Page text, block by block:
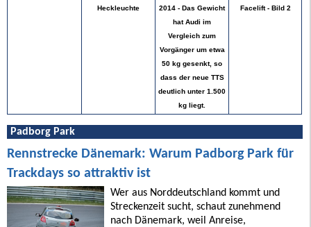
Heckleuchte
2014 - Das Gewicht
hat Audi im
Vergleich zum
Vorgänger um etwa
50 kg gesenkt, so
dass der neue TTS
deutlich unter 1.500
kg liegt.
Facelift - Bild 2
Padborg Park
Rennstrecke Dänemark: Warum Padborg Park für
Trackdays so attraktiv ist
Wer aus Norddeutschland kommt und
Streckenzeit sucht, schaut zunehmend
nach Dänemark, weil Anreise,